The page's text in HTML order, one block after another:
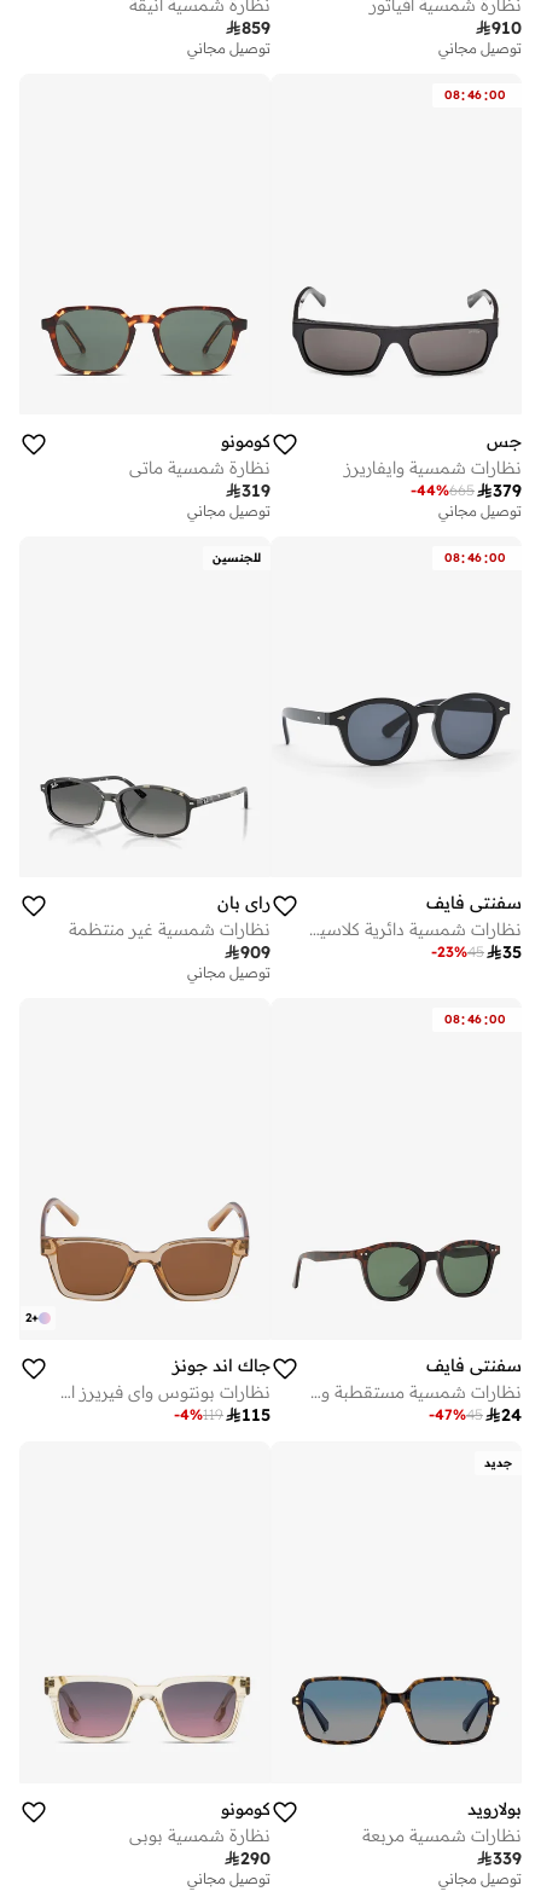
910
توصيل مجاني
859
توصيل مجاني
08:46:00
جس
نظارات شمسية وايفاريرز
379
665
-44%
توصيل مجاني
كومونو
نظارة شمسية ماتي
319
توصيل مجاني
08:46:00
سفنتي فايف
نظارات شمسية دائرية كلاسيكية
35
45
-23%
للجنسين
راي بان
نظارات شمسية غير منتظمة
909
توصيل مجاني
08:46:00
سفنتي فايف
نظارات شمسية مستقطبة وايفارير
24
45
-47%
+
2
جاك اند جونز
نظارات بونتوس واي فيريرز الشمسية
115
119
-4%
جديد
بولارويد
نظارات شمسية مربعة
339
توصيل مجاني
كومونو
نظارة شمسية بوبي
290
توصيل مجاني